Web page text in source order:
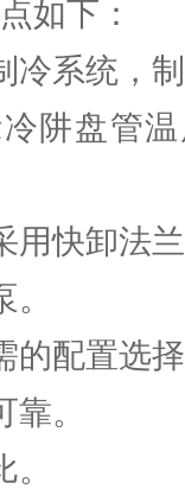
如下：
冷系统，
阱盘管
用快卸法
的配置选
。